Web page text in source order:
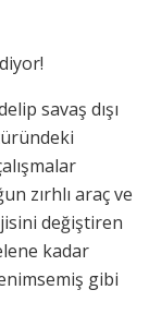
savaş dışı
zırhlı araç ve
değiştiren
kadar
gibi